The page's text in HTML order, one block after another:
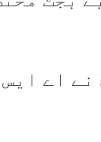
نے اے